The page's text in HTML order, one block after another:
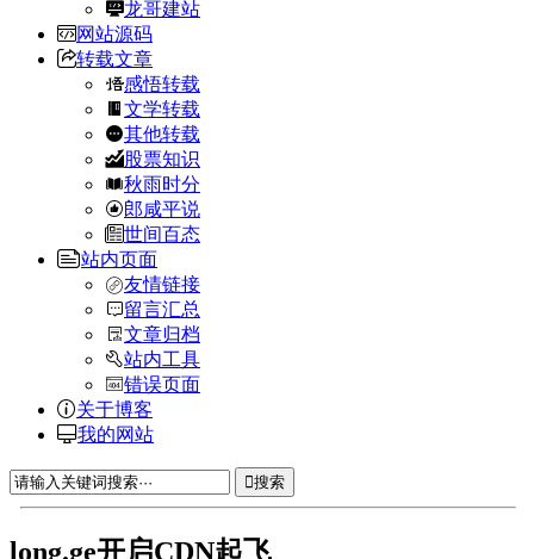
龙哥建站
网站源码
转载文章
感悟转载
文学转载
其他转载
股票知识
秋雨时分
郎咸平说
世间百态
站内页面
友情链接
留言汇总
文章归档
站内工具
错误页面
关于博客
我的网站
搜索
long.ge开启CDN起飞